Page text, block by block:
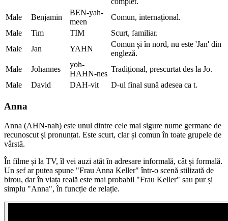
Male
Benjamin
BEN-yah-
meen
Comun, internațional.
Male
Tim TIM
Scurt, familiar.
Male
Jan YAHN
Comun și în nord, nu este 'Jan' din
engleză.
Male
Johannes
yoh-
HAHN-nes
Tradițional, prescurtat des la Jo.
Male
David DAH-vit D-ul final sună adesea ca t.
Anna
Anna (AHN-nah) este unul dintre cele mai sigure nume germane de
recunoscut și pronunțat. Este scurt, clar și comun în toate grupele de
vârstă.
În filme și la TV, îl vei auzi atât în adresare informală, cât și formală.
Un șef ar putea spune "Frau Anna Keller" într-o scenă stilizată de
birou, dar în viața reală este mai probabil "Frau Keller" sau pur și
simplu "Anna", în funcție de relație.